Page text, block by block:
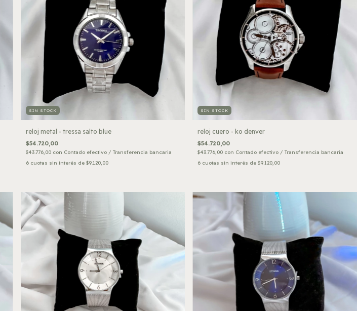
SIN STOCK
reloj metal - tressa salto blue
$54.720,00
$43.776,00 con Contado efectivo / Transferencia bancaria
6 cuotas sin interés de $9.120,00
SIN STOCK
reloj cuero - ko denver
$54.720,00
$43.776,00 con Contado efectivo / Transferencia bancaria
6 cuotas sin interés de$9.120,00